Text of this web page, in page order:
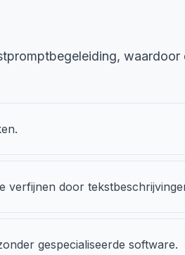
waardoor
verfijnen door
gespecialiseerde software.